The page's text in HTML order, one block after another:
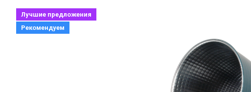
Лучшие предложения
Рекомендуем